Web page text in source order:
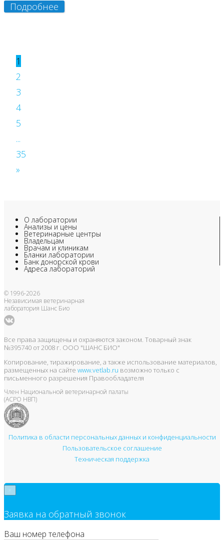
Подробнее
1
2
3
4
5
...
35
»
О лаборатории
Анализы и цены
Ветеринарные центры
Владельцам
Врачам и клиникам
Бланки лаборатории
Банк донорской крови
Адреса лабораторий
© 1996-2026
Независимая ветеринарная
лаборатория Шанс Био
Все права защищены и охраняются законом. Товарный знак
№395740 от 2008 г. ООО "ШАНС БИО"
Копирование, тиражирование, а также использование материалов,
размещенных на сайте www.vetlab.ru возможно только с
письменного разрешения Правообладателя
Член Национальной ветеринарной палаты
(АСРО НВП)
Политика в области персональных данных и конфиденциальности
Пользовательское соглашение
Техническая поддержка
Заявка на обратный звонок
Ваш номер телефона